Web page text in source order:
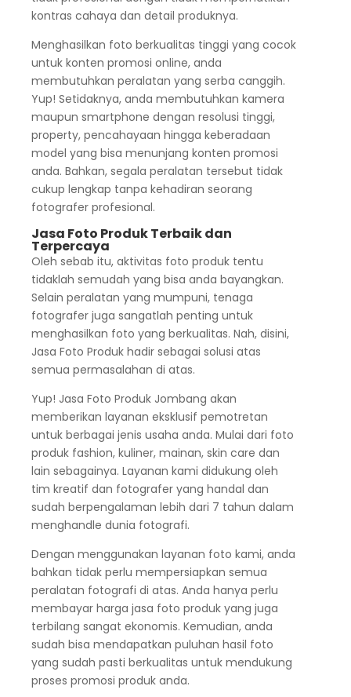
kontras cahaya dan detail produknya.
Menghasilkan foto berkualitas tinggi yang cocok
untuk konten promosi online, anda
membutuhkan peralatan yang serba canggih.
Yup! Setidaknya, anda membutuhkan kamera
maupun smartphone dengan resolusi tinggi,
property, pencahayaan hingga keberadaan
model yang bisa menunjang konten promosi
anda. Bahkan, segala peralatan tersebut tidak
cukup lengkap tanpa kehadiran seorang
fotografer profesional.
Jasa Foto Produk Terbaik dan
Terpercaya
Oleh sebab itu, aktivitas foto produk tentu
tidaklah semudah yang bisa anda bayangkan.
Selain peralatan yang mumpuni, tenaga
fotografer juga sangatlah penting untuk
menghasilkan foto yang berkualitas. Nah, disini,
Jasa Foto Produk hadir sebagai solusi atas
semua permasalahan di atas.
Yup! Jasa Foto Produk Jombang akan
memberikan layanan eksklusif pemotretan
untuk berbagai jenis usaha anda. Mulai dari foto
produk fashion, kuliner, mainan, skin care dan
lain sebagainya. Layanan kami didukung oleh
tim kreatif dan fotografer yang handal dan
sudah berpengalaman lebih dari 7 tahun dalam
menghandle dunia fotografi.
Dengan menggunakan layanan foto kami, anda
bahkan tidak perlu mempersiapkan semua
peralatan fotografi di atas. Anda hanya perlu
membayar harga jasa foto produk yang juga
terbilang sangat ekonomis. Kemudian, anda
sudah bisa mendapatkan puluhan hasil foto
yang sudah pasti berkualitas untuk mendukung
proses promosi produk anda.